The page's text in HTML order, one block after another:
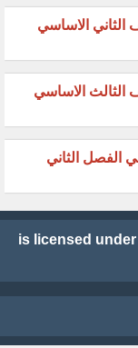
الثاني الاساسي
الثالث الاساسي
الفصل الثاني
is licensed under